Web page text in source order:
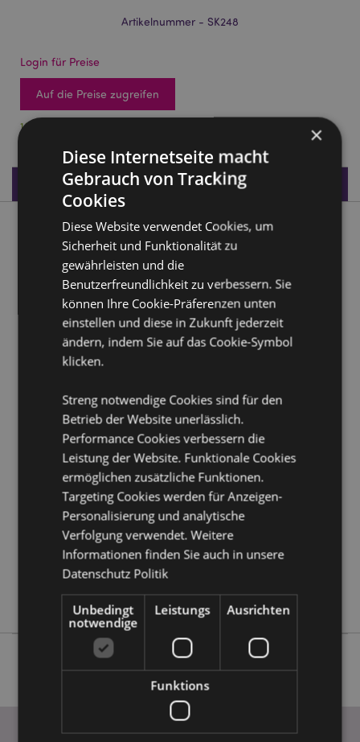
Artikelnummer - SK248
Login für Preise
Auf die Preise zugreifen
17 auf Lager
Produktdaten
Produktbeschreibung
Steam Punk Stil Totenkopf Deko mit Brille
Material: Resin
Produkttressourcen:
Möchten Sie mehr über den Einkauf bei Puckator
Produktattribute
Information
Höhe 12cm Breite 9cm Tiefe 14.5cm
18
0.440000
Keine
Keine
Keine
×
Diese Internetseite macht
Gebrauch von Tracking
Cookies
Diese Website verwendet Cookies, um
Sicherheit und Funktionalität zu
gewährleisten und die
Benutzerfreundlichkeit zu verbessern. Sie
können Ihre Cookie-Präferenzen unten
einstellen und diese in Zukunft jederzeit
ändern, indem Sie auf das Cookie-Symbol
klicken.
Streng notwendige Cookies sind für den
Betrieb der Website unerlässlich.
Performance Cookies verbessern die
Leistung der Website. Funktionale Cookies
ermöglichen zusätzliche Funktionen.
Targeting Cookies werden für Anzeigen-
Personalisierung und analytische
Verfolgung verwendet. Weitere
Informationen finden Sie auch in unsere
Datenschutz Politik
Unbedingt
notwendige
Leistungs Ausrichten
Funktions